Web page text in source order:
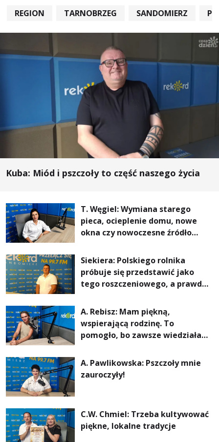
REGION TARNOBRZEG SANDOMIERZ
Kuba: Miód i pszczoły to część naszego życia
T. Węgiel: Wymiana starego
pieca, ocieplenie domu, nowe
okna czy nowoczesne źródło
rachunki za energię, lepszy
komfort życia i... czystsze
powietrze
Siekiera: Polskiego rolnika
próbuje się przedstawić jako
tego roszczeniowego, a prawda
A. Rebisz: Mam piękną,
wspierającą rodzinę. To
pomogło, bo zawsze wiedziałam,
najważniejsza
A. Pawlikowska: Pszczoły mnie
zauroczyły!
C.W. Chmiel: Trzeba kultywować
piękne, lokalne tradycje